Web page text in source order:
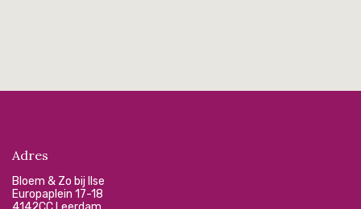
Adres
Bloem & Zo bij Ilse
Europaplein 17-18